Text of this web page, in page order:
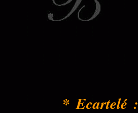
* Ecartelé